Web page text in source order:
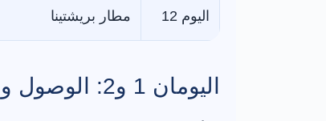
اليوم 12 مطار بريشتينا
اليومان 1 و2: الوصول والتعرف على بريشتينا